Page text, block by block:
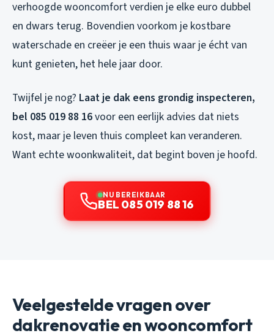
verhoogde wooncomfort verdien je elke euro dubbel
en dwars terug. Bovendien voorkom je kostbare
waterschade en creëer je een thuis waar je écht van
kunt genieten, het hele jaar door.
Twijfel je nog? Laat je dak eens grondig inspecteren,
bel 085 019 88 16voor een eerlijk advies dat niets
kost, maar je leven thuis compleet kan veranderen.
Want echte woonkwaliteit, dat begint boven je hoofd.
NU BEREIKBAAR
BEL 085 019 88 16
Veelgestelde vragen over
dakrenovatie en wooncomfort